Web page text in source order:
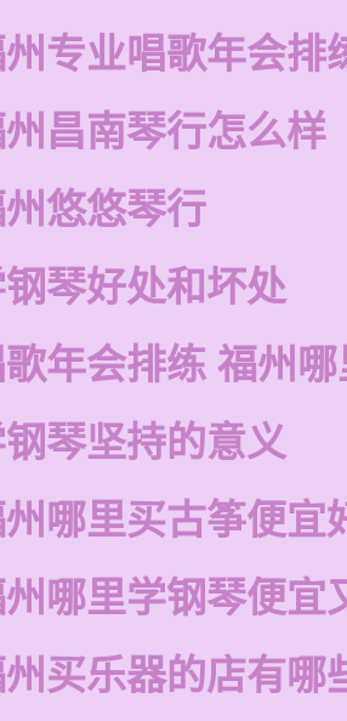
专业唱歌年会排
昌南琴行怎么样
悠悠琴行
琴好处和坏处
年会排练 福州
琴坚持的意义
哪里买古筝便宜
哪里学钢琴便宜
买乐器的店有哪